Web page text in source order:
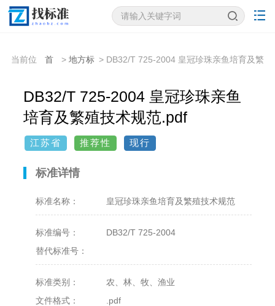
当前位
首
> 地方标 > DB32/T 725-2004 皇冠珍珠亲鱼培育及繁
DB32/T 725-2004 皇冠珍珠亲鱼
培育及繁殖技术规范.pdf
江苏省 推荐性 现行
标准详情
标准名称： 皇冠珍珠亲鱼培育及繁殖技术规范
标准编号：
DB32/T 725-2004
替代标准号：
标准类别：
农、林、牧、渔业
文件格式：
.pdf